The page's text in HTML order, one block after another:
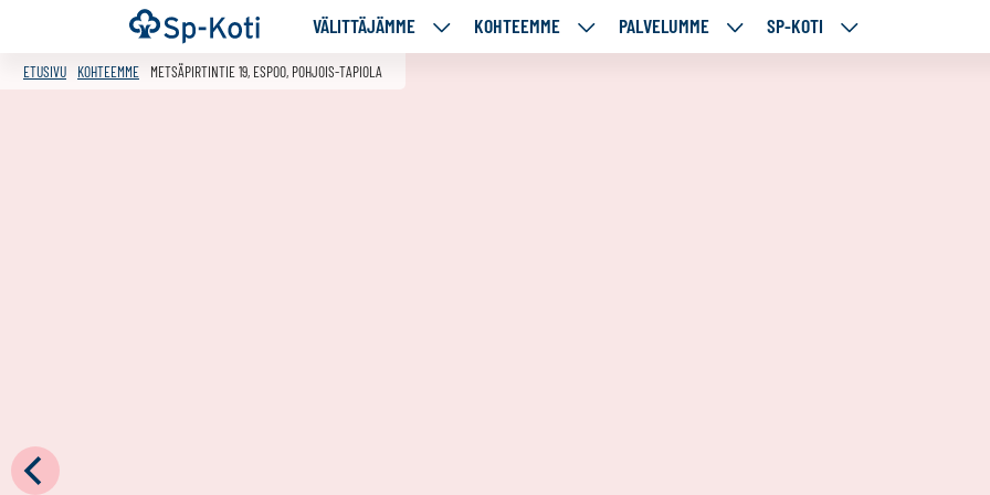
Siirry
sisältöön
Etusivu VÄLITTÄJÄMME
VÄLITTÄJÄMME
KOHTEEMME
KOHTEEMME
PALVELUMME
PALVELUMME
SP-KOTI
SP-
ETUSIVU KOHTEEMME METSÄPIRTINTIE 19, ESPOO, POHJOIS-TAPIOLA